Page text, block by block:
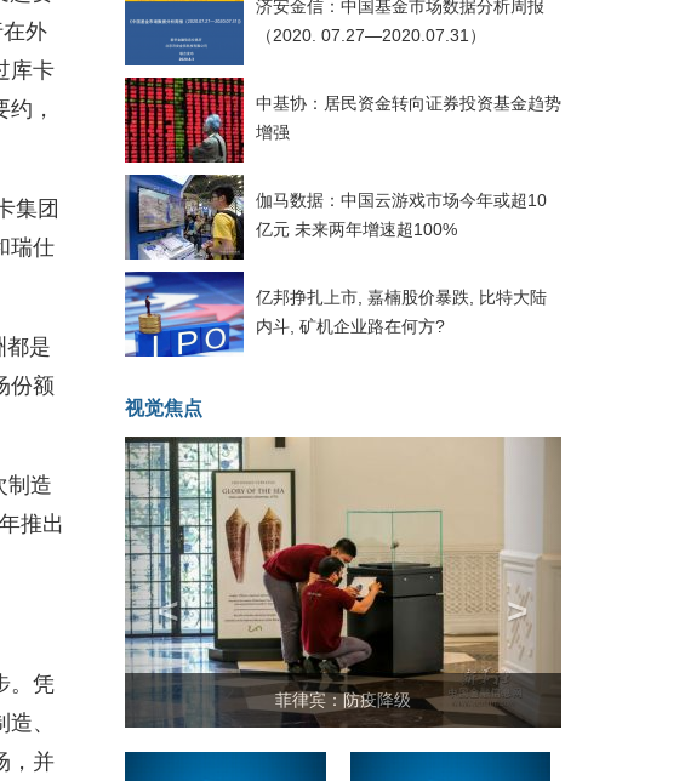
外
库卡
，
集团
瑞仕
都是
份额
制造
推出
。凭
、
，并
济安金信：中国基金市场数据分析周报
（2020. 07.27—2020.07.31）
中基协：居民资金转向证券投资基金趋势
增强
伽马数据：中国云游戏市场今年或超10
亿元 未来两年增速超100%
亿邦挣扎上市, 嘉楠股价暴跌, 比特大陆
内斗, 矿机企业路在何方?
视觉焦点
菲律宾：防疫降级
< >